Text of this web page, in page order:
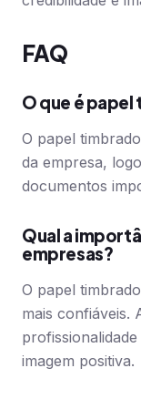
FAQ
O que é
O papel
da empresa,
documentos
Qual a
empresas?
O papel
mais confiáveis.
imagem positiva.